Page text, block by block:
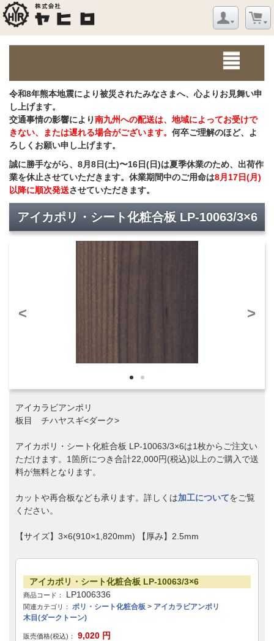
令和8年熊本地震により被災されたみなさまへ、心よりお見舞い申
し上げます。
交通事情の影響により南九州への配送は、地域によってお受けで
きない、または遅れる場合がございます。 何卒ご理解のほど、よ
ろしくお願い申し上げます。
誠に勝手ながら、8月8日(土)〜16日(日)は夏季休業のため、出荷作
業を休止させていただきます。休業期間中のご用命は8月17日(月)
以降に順次発送させていただきます。
アイカポリ・シート化粧合板 LP-10063/3×6
< >
アイカラビアンポリ
板目 チハヤスギ<ダーク>
アイカポリ・シート化粧合板 LP-10063/3×6は1枚からご注文い
ただけます。1箇所につき合計22,000円(税込)以上のご購入で送
料が無料となります。
カットや再合板なども承ります。詳しくは加工についてをご覧
ください。
【サイズ】3×6(910×1,820mm) 【厚み】2.5mm
アイカポリ・シート化粧合板 LP-10063/3×6
商品コード： LP1006336
関連カテゴリ： ポリ・シート化粧合板 > アイカラビアンポリ
木目(ダークトーン)
販売価格(税込)： 9,020 円